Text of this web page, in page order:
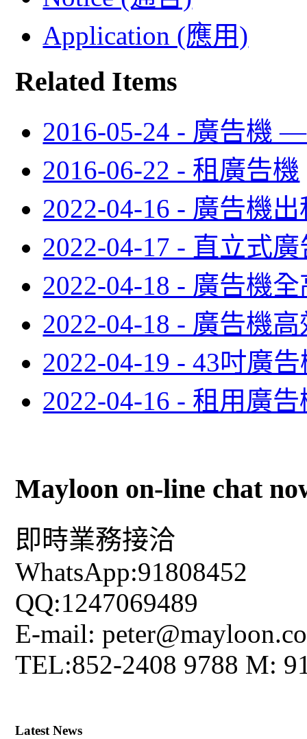
Application (應用)
Related Items
2016-05-24 - 廣告機
2016-06-22 - 租廣告機
2022-04-16 - 廣告機出
2022-04-17 - 直立式
2022-04-18 - 廣告機
2022-04-18 - 廣告機
2022-04-19 - 43吋廣
2022-04-16 - 租用廣告
Mayloon on-line chat
即時業務接洽
WhatsApp:91808452
QQ:1247069489
E-mail:
TEL:852-2408 9788 M:
Latest News